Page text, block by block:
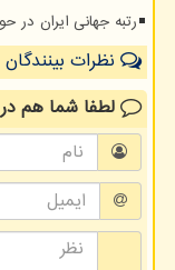
رتبه جهانی ایران
نظرات
لطفا شما هم